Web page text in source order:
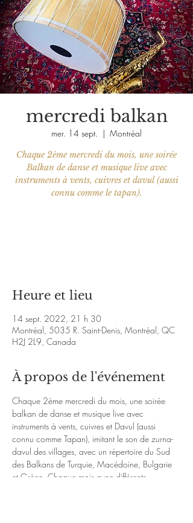
mercredi balkan
mer. 14 sept.
  |
Montréal
Chaque 2ème mercredi du mois, une soirée
Balkan de danse et musique live avec
instruments à vents, cuivres et davul (aussi
connu comme le tapan).
Heure et lieu
14 sept. 2022, 21 h 30
Montréal, 5035 R. Saint-Denis, Montréal, QC
H2J 2L9, Canada
À propos de l'événement
Chaque 2ème mercredi du mois, une soirée
balkan de danse et musique live avec
instruments à vents, cuivres et Davul (aussi
connu comme Tapan), imitant le son de zurna-
davul des villages, avec un répertoire du Sud
des Balkans de Turquie, Macédoine, Bulgarie
et Grèce. Chaque mois avec différents